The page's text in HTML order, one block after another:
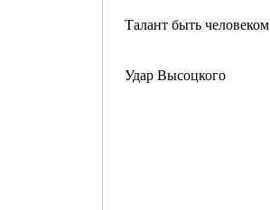
Талант быть человеком
Удар Высоцкого